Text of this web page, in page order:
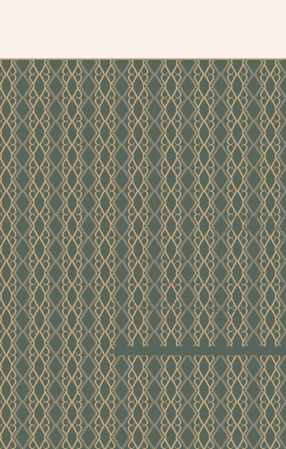
Schrijf je in voor
uitgenodigd voor
Voer hier je mailadres in
Ik ga akkoord met de algemene
voorwaarden Bekijk de voorwaarden